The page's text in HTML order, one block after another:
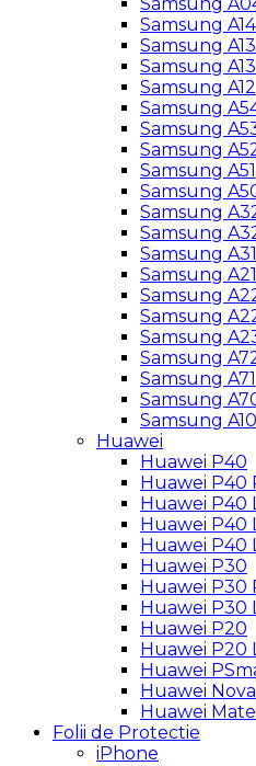
Samsung
Samsung
Samsung
Samsung
Samsung A12
Samsung
Samsung
Samsung
Samsung A51
Samsung
Samsung
Samsung
Samsung A31
Samsung
Samsung
Samsung
Samsung
Samsung
Samsung A71
Samsung
Samsung A10
Huawei
Huawei P40
Huawei P40
Huawei P40
Huawei P40
Huawei P40
Huawei P30
Huawei P30
Huawei P30
Huawei P20
Huawei P20
Huawei
Huawei
Huawei
Folii de Protectie
iPhone